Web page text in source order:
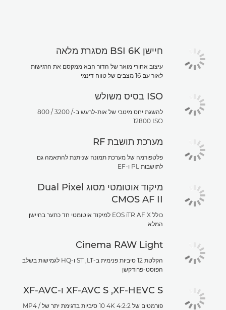
חיישן BSI 6K מסגרת מלאה
עיצוב אחורי מואר של הדור הבא ממקסם את הרגישות
לאור עם 16 מצבים של טווח דינמי
ISO בסיס משולש
להשגת יחס מיטבי של אות-לרעש ב-‎800 / 3200 /
12800 ISO
מערכת תושבת RF
פלטפורמה של מערכת תמונה שניתנת להתאמה גם
לתושבות PL ו-EF
מיקוד אוטומטי מסוג Dual Pixel
CMOS AF II
כולל EOS iTR AF X למיקוד אוטומטי חד כתער בחיישן
המלא
Cinema RAW Light
הקלטת 12 סיביות פנימית ב-LT‏, ST ו-HQ לגמישות בשלב
הפוסט-פרודקשן
XF-HEVC S‏, XF-AVC S ו-XF-AVC
פורמטים של 4K 4:2:2 ‏10 סיביות בדגימת יתר של MP4 /